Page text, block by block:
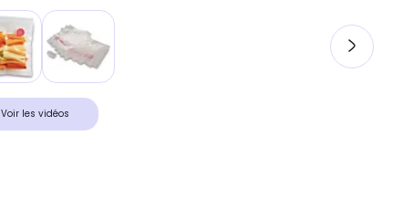
Voir les vidéos